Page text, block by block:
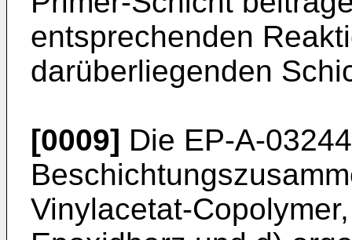
entsprechenden
darüberliegenden
[0009] Die EP-A-
Vinylacetat-